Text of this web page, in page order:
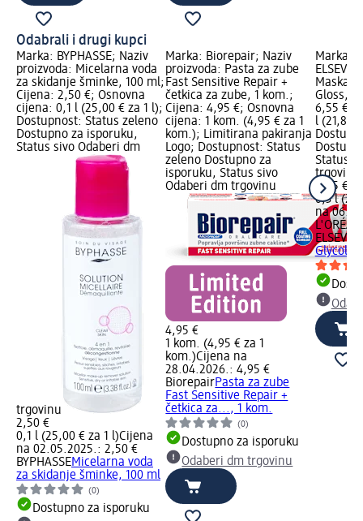
Odabrali i drugi kupci
Marka: BYPHASSE; Naziv
proizvoda: Micelarna voda
za skidanje šminke, 100 ml;
Cijena: 2,50 €; Osnovna
cijena: 0,1 l (25,00 € za 1 l);
Dostupnost: Status zeleno
Dostupno za isporuku,
Status sivo Odaberi dm
trgovinu
2,50 €
0,1 l (25,00 € za 1 l)Cijena
na 02.05.2025.: 2,50 €
BYPHASSEMicelarna voda
za skidanje šminke, 100 ml
(0)
Dostupno za isporuku
Marka: Biorepair; Naziv
proizvoda: Pasta za zube
Fast Sensitive Repair +
četkica za zube, 1 kom.;
Cijena: 4,95 €; Osnovna
cijena: 1 kom. (4,95 € za 1
kom.); Limitirana pakiranja
Logo; Dostupnost: Status
zeleno Dostupno za
isporuku, Status sivo
Odaberi dm trgovinu
4,95 €
1 kom. (4,95 € za 1
kom.)Cijena na
28.04.2026.: 4,95 €
BiorepairPasta za zube
Fast Sensitive Repair +
četkica za..., 1 kom.
(0)
Dostupno za isporuku
Odaberi dm trgovinu
Marka:
Maska
Gloss,
6,55 €;
l (21,83
Status
trgovinu
6,55 €
0,3 l
na
L'ORÉAL
ELSEVE
Glycolic